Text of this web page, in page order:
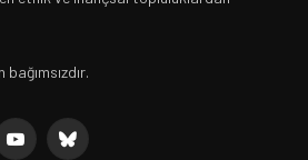
YouTubeBluesky